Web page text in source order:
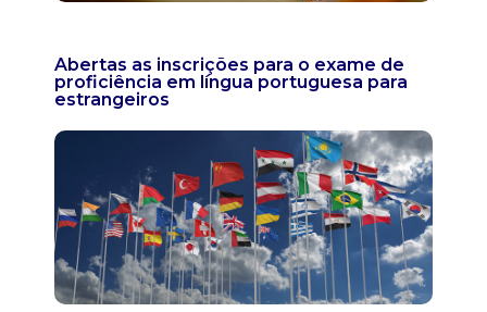
Abertas as inscrições para o exame de
proficiência em língua portuguesa para
estrangeiros